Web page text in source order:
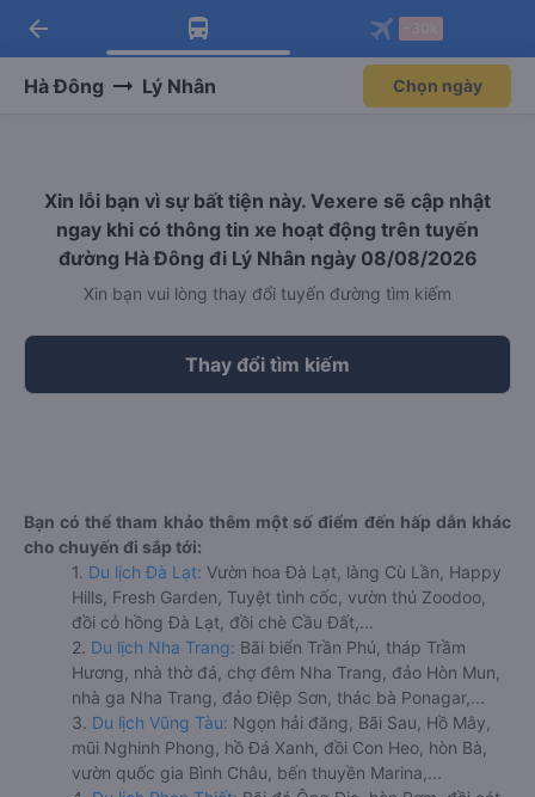
Tải app Vexere ngay!
Nhận ưu đãi thành viên độc
Mở app
Tải app Vexere
-30k/ghế khi đặt vé máy bay qua
Mở app
arrow_back
Hà Đông Lý Nhân Chọn ngày
Xin lỗi bạn vì sự bất tiện này. Vexere sẽ cập nhật
ngay khi có thông tin xe hoạt động trên tuyến
đường Hà Đông đi Lý Nhân ngày 08/08/2026
Xin bạn vui lòng thay đổi tuyến đường tìm kiếm
Thay đổi tìm kiếm
Bạn có thể tham khảo thêm một số điểm đến hấp dẫn khác
cho chuyến đi sắp tới:
1. Du lịch Đà Lạt: Vườn hoa Đà Lạt, làng Cù Lần, Happy
Hills, Fresh Garden, Tuyệt tình cốc, vườn thú Zoodoo,
đồi cỏ hồng Đà Lạt, đồi chè Cầu Đất,...
2. Du lịch Nha Trang: Bãi biển Trần Phú, tháp Trầm
Hương, nhà thờ đá, chợ đêm Nha Trang, đảo Hòn Mun,
nhà ga Nha Trang, đảo Điệp Sơn, thác bà Ponagar,...
3. Du lịch Vũng Tàu: Ngọn hải đăng, Bãi Sau, Hồ Mây,
mũi Nghinh Phong, hồ Đá Xanh, đồi Con Heo, hòn Bà,
vườn quốc gia Bình Châu, bến thuyền Marina,...